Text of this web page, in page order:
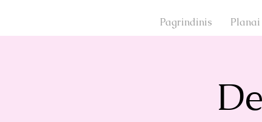
Pagrindinis